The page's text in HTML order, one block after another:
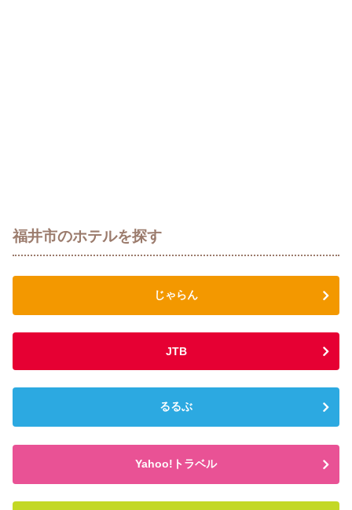
福井市のホテルを探す
じゃらん
JTB
るるぶ
Yahoo!トラベル